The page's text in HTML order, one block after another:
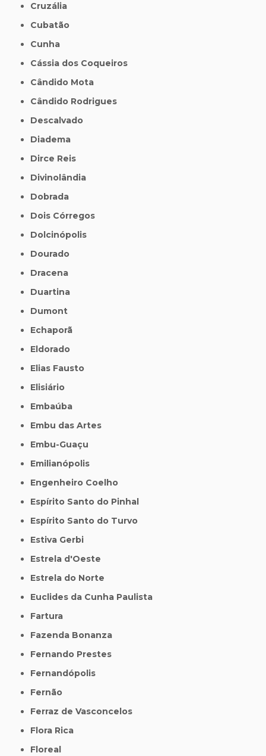
Cruzália
Cubatão
Cunha
Cássia dos Coqueiros
Cândido Mota
Cândido Rodrigues
Descalvado
Diadema
Dirce Reis
Divinolândia
Dobrada
Dois Córregos
Dolcinópolis
Dourado
Dracena
Duartina
Dumont
Echaporã
Eldorado
Elias Fausto
Elisiário
Embaúba
Embu das Artes
Embu-Guaçu
Emilianópolis
Engenheiro Coelho
Espírito Santo do Pinhal
Espírito Santo do Turvo
Estiva Gerbi
Estrela d'Oeste
Estrela do Norte
Euclides da Cunha Paulista
Fartura
Fazenda Bonanza
Fernando Prestes
Fernandópolis
Fernão
Ferraz de Vasconcelos
Flora Rica
Floreal